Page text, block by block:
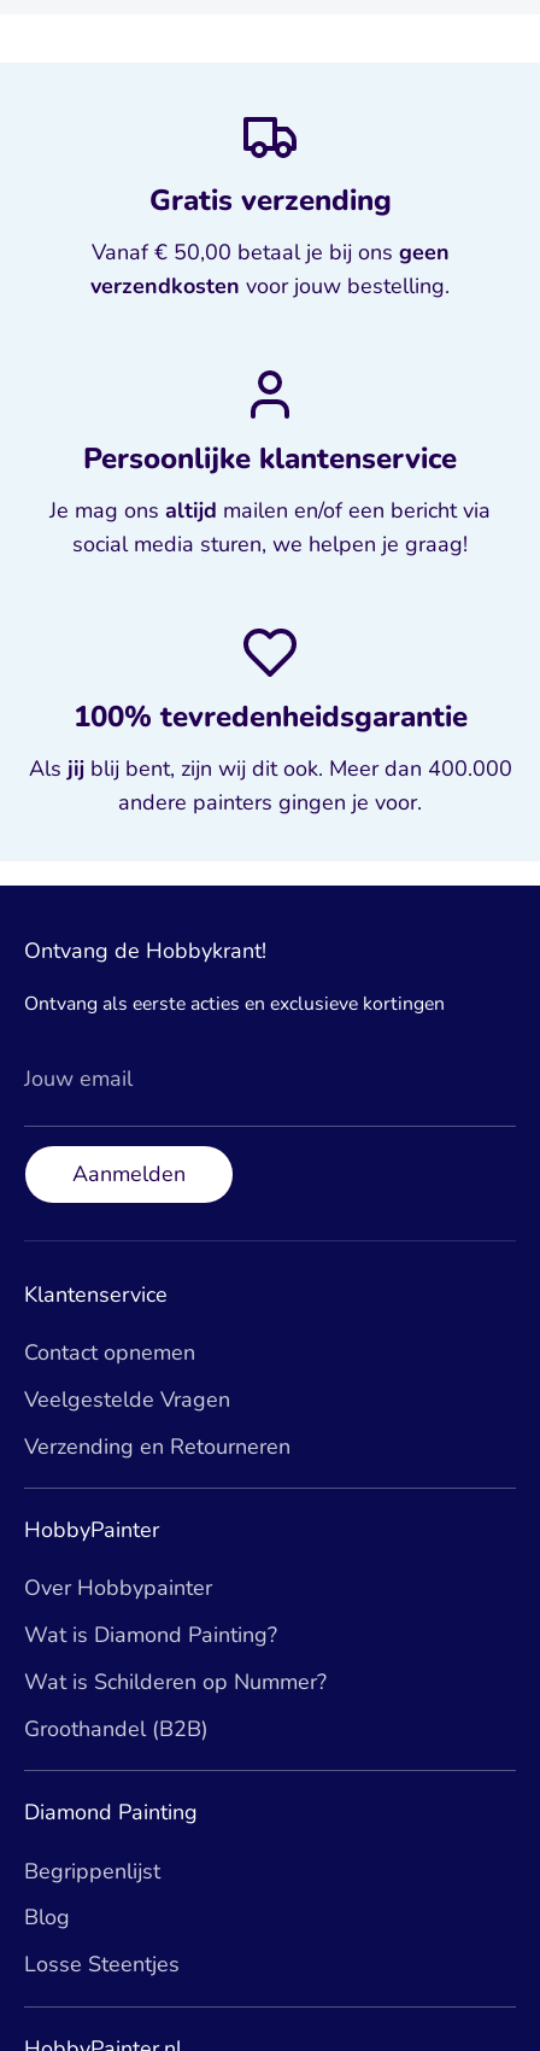
Gratis verzending
Vanaf € 50,00 betaal je bij ons geen
verzendkosten voor jouw bestelling.
Persoonlijke klantenservice
Je mag ons altijd mailen en/of een bericht via
social media sturen, we helpen je graag!
100% tevredenheidsgarantie
Als jij blij bent, zijn wij dit ook. Meer dan 400.000
andere painters gingen je voor.
Ontvang de Hobbykrant!
Ontvang als eerste acties en exclusieve kortingen
Jouw email
Aanmelden
Klantenservice
Contact opnemen
Veelgestelde Vragen
Verzending en Retourneren
HobbyPainter
Over Hobbypainter
Wat is Diamond Painting?
Wat is Schilderen op Nummer?
Groothandel (B2B)
Diamond Painting
Begrippenlijst
Blog
Losse Steentjes